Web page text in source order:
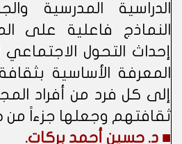
الدراسية المدرسية
النماذج فاعلية على
إحداث التحول الاجتماعي
المعرفة الأساسية
إلى كل فرد من أفراد
ثقافتهم وجعلها جزءاً من
■ د. حسين أحمد بركات.